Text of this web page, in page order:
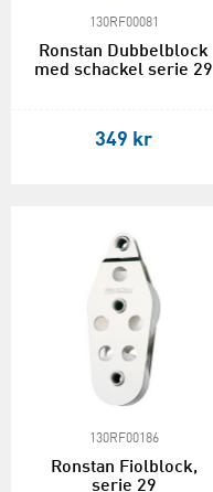
130RF00081
Ronstan Dubbelblock
med schackel serie 29
349 kr
130RF00186
Ronstan Fiolblock,
serie 29